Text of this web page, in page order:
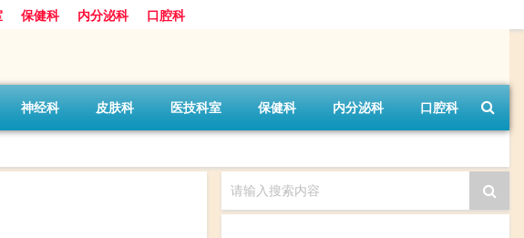
保健科 内分泌科 口腔科
神经科 皮肤科 医技科室 保健科 内分泌科 口腔科
请输入搜索内容